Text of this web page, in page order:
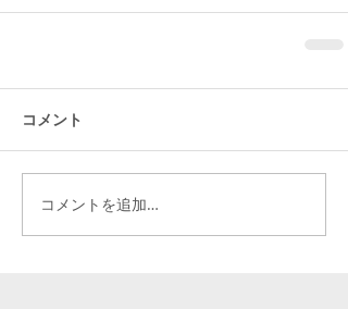
コメント
コメントを追加…